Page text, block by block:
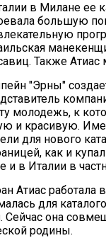
в Милане ее
большую
Также Атиас
"Эрны"
молодежь, к
и красивую.
для нового
как и
и в Италии в
Атиас работала
для
она
родины.